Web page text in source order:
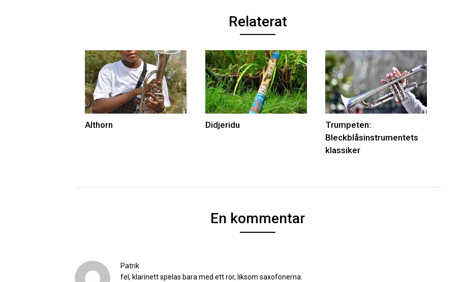
Relaterat
Althorn Didjeridu
Trumpeten:
Bleckblåsinstrumentets
klassiker
En kommentar
Patrik
fel, klarinett spelas bara med ett rör, liksom saxofonerna.